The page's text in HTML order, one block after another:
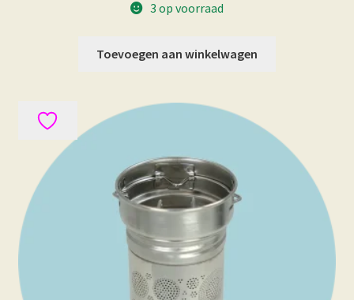
3 op voorraad
Toevoegen aan winkelwagen